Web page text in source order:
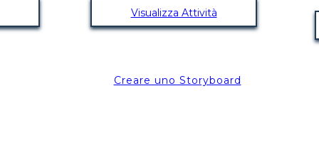
Visualizza Attività
Creare uno Storyboard